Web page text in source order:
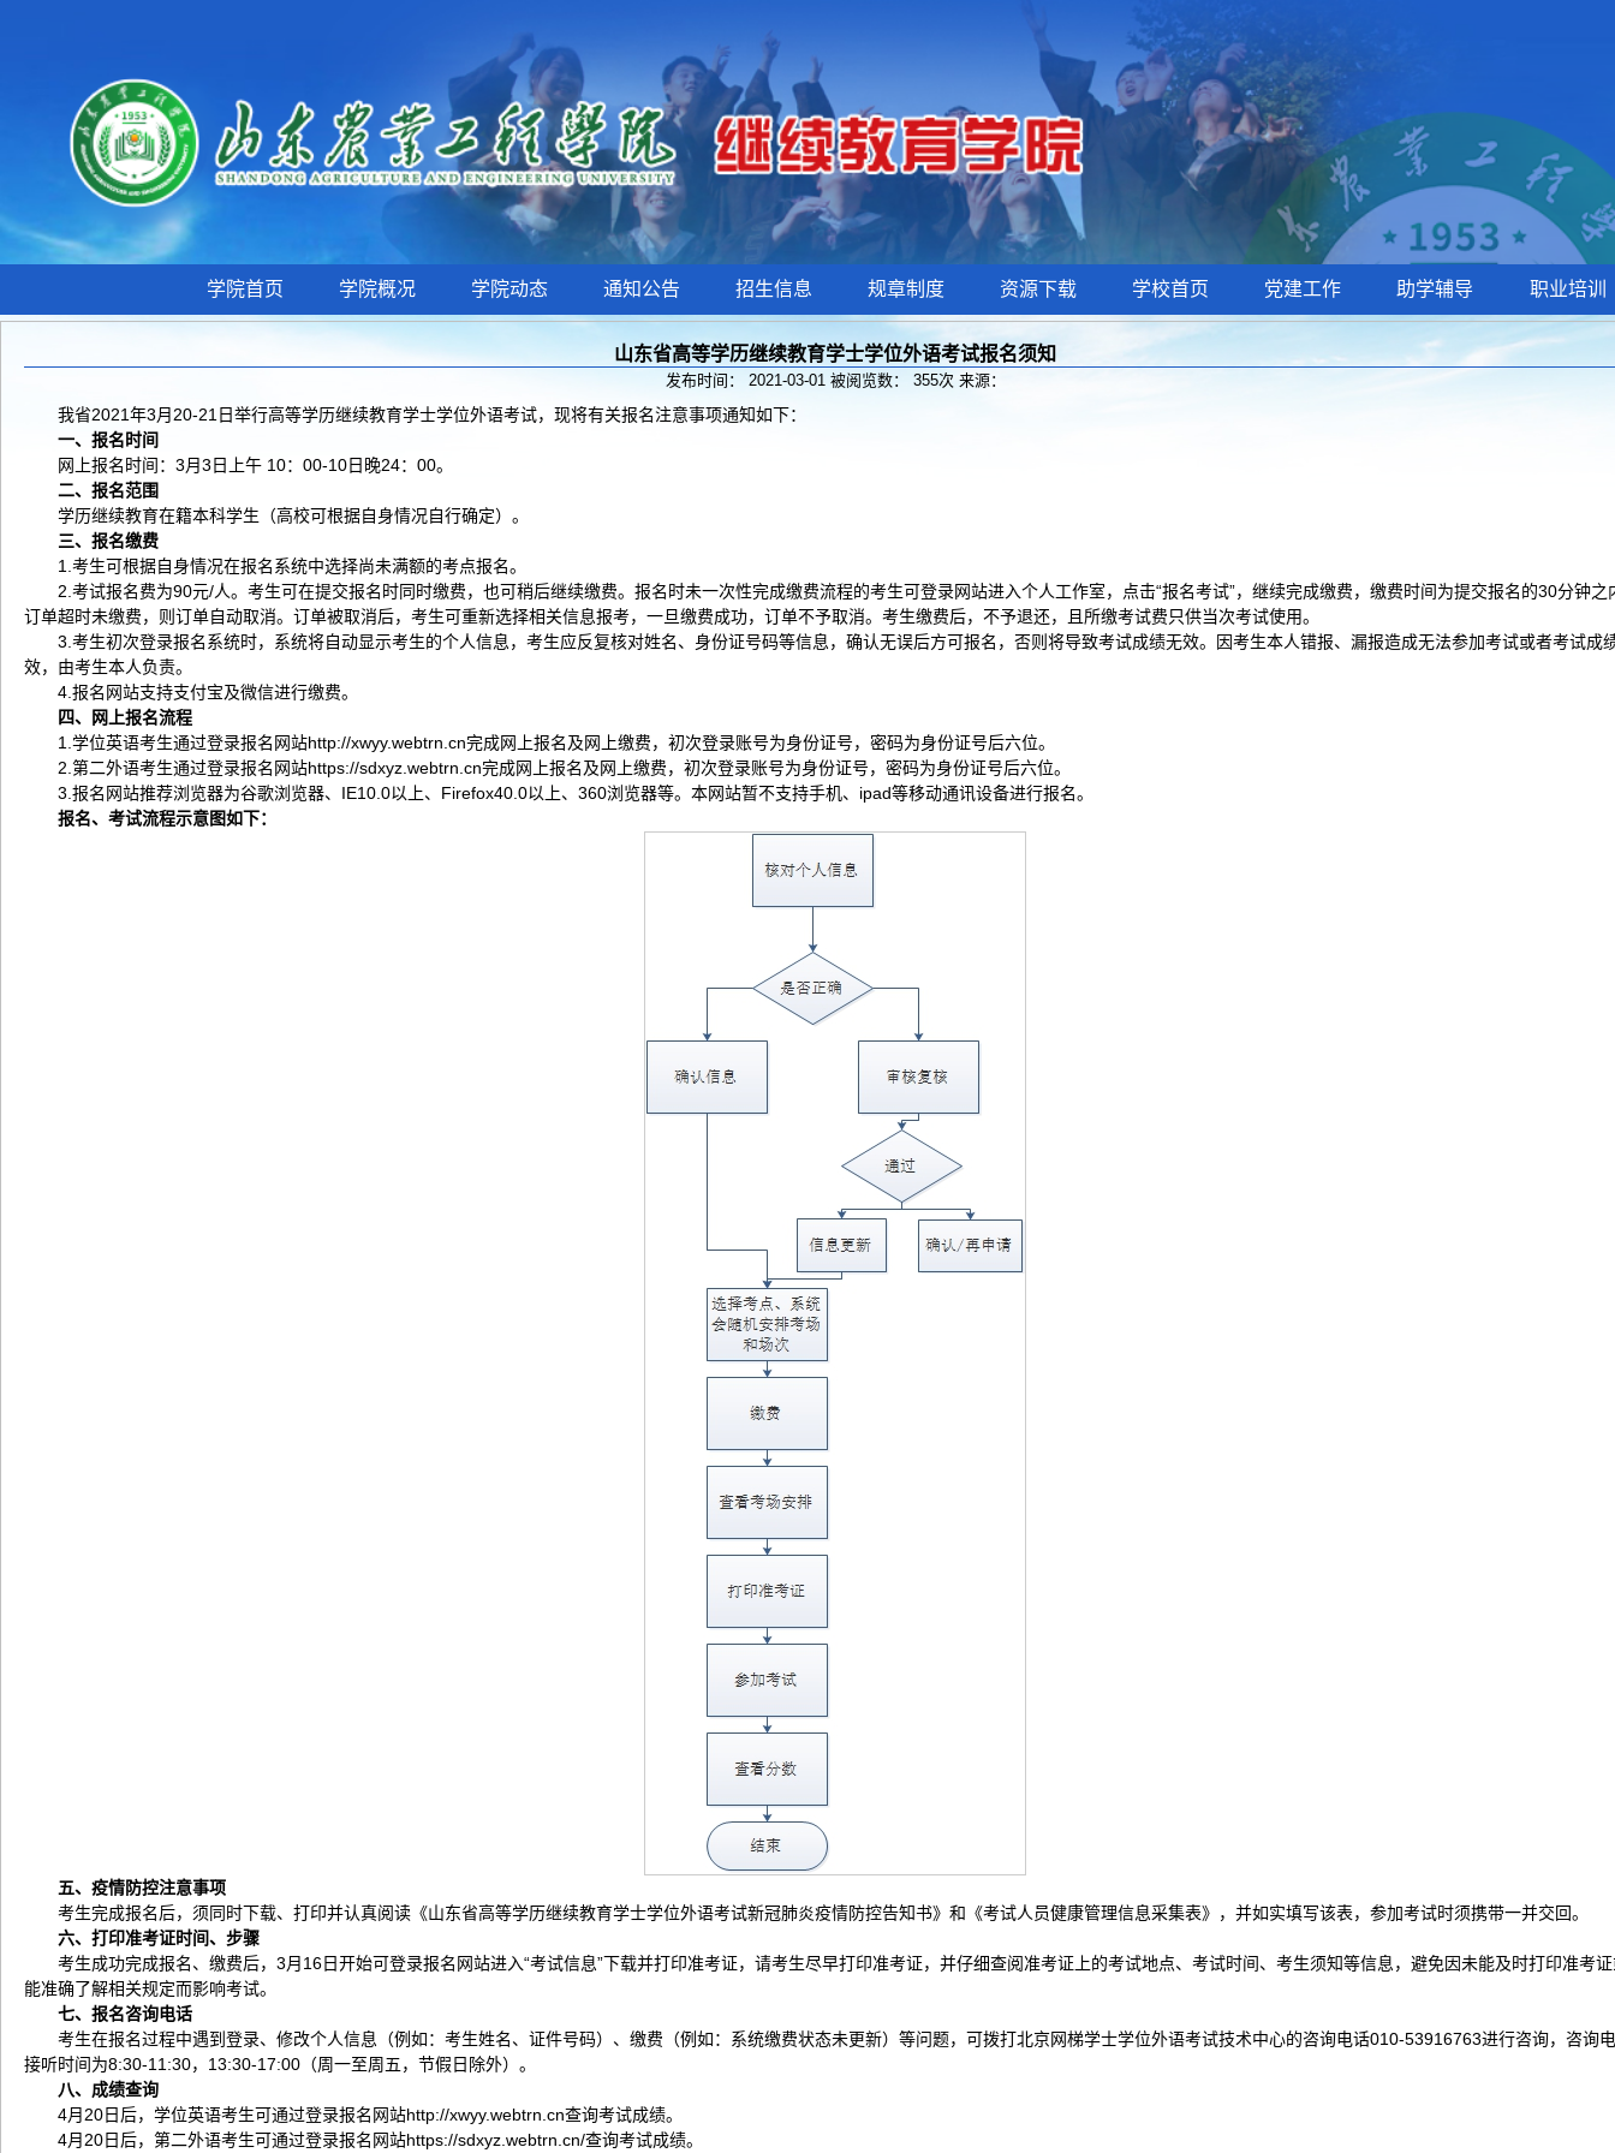
学院首页 学院概况 学院动态 通知公告 招生信息 规章制度 资源下载 学校首页 党建工作 助学辅导 职业培训
山东省高等学历继续教育学士学位外语考试报名须知
发布时间： 2021-03-01 被阅览数： 355次 来源：
我省2021年3月20-21日举行高等学历继续教育学士学位外语考试，现将有关报名注意事项通知如下：
一、报名时间
网上报名时间：3月3日上午 10：00-10日晚24：00。
二、报名范围
学历继续教育在籍本科学生（高校可根据自身情况自行确定）。
三、报名缴费
1.考生可根据自身情况在报名系统中选择尚未满额的考点报名。
2.考试报名费为90元/人。考生可在提交报名时同时缴费，也可稍后继续缴费。报名时未一次性完成缴费流程的考生可登录网站进入个人工作室，点击“报名考试”，继续完成缴费，缴费时间为提交报名的30分钟之
订单超时未缴费，则订单自动取消。订单被取消后，考生可重新选择相关信息报考，一旦缴费成功，订单不予取消。考生缴费后，不予退还，且所缴考试费只供当次考试使用。
3.考生初次登录报名系统时，系统将自动显示考生的个人信息，考生应反复核对姓名、身份证号码等信息，确认无误后方可报名，否则将导致考试成绩无效。因考生本人错报、漏报造成无法参加考试或者考试成
效，由考生本人负责。
4.报名网站支持支付宝及微信进行缴费。
四、网上报名流程
1.学位英语考生通过登录报名网站http://xwyy.webtrn.cn完成网上报名及网上缴费，初次登录账号为身份证号，密码为身份证号后六位。
2.第二外语考生通过登录报名网站https://sdxyz.webtrn.cn完成网上报名及网上缴费，初次登录账号为身份证号，密码为身份证号后六位。
3.报名网站推荐浏览器为谷歌浏览器、IE10.0以上、Firefox40.0以上、360浏览器等。本网站暂不支持手机、ipad等移动通讯设备进行报名。
报名、考试流程示意图如下：
五、疫情防控注意事项
考生完成报名后，须同时下载、打印并认真阅读《山东省高等学历继续教育学士学位外语考试新冠肺炎疫情防控告知书》和《考试人员健康管理信息采集表》，并如实填写该表，参加考试时须携带一并交回。
六、 打印准考证时间、步骤
考生成功完成报名、缴费后，3月16日开始可登录报名网站进入“考试信息”下载并打印准考证，请考生尽早打印准考证，并仔细查阅准考证上的考试地点、考试时间、考生须知等信息，避免因未能及时打印准考
能准确了解相关规定而影响考试。
七、报名咨询电话
考生在报名过程中遇到登录、修改个人信息（例如：考生姓名、证件号码）、缴费（例如：系统缴费状态未更新）等问题，可拨打北京网梯学士学位外语考试技术中心的咨询电话010-53916763进行咨询，咨询
接听时间为8:30-11:30，13:30-17:00（周一至周五，节假日除外）。
八、成绩查询
4月20日后，学位英语考生可通过登录报名网站http://xwyy.webtrn.cn查询考试成绩。
4月20日后，第二外语考生可通过登录报名网站https://sdxyz.webtrn.cn/查询考试成绩。